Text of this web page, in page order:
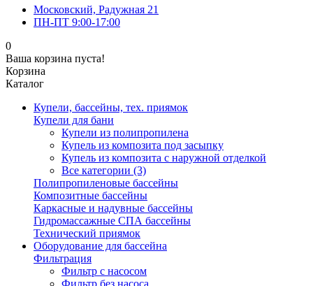
Московский, Радужная 21
ПН-ПТ 9:00-17:00
0
Ваша корзина пуста!
Корзина
Каталог
Купели, бассейны, тех. приямок
Купели для бани
Купели из полипропилена
Купель из композита под засыпку
Купель из композита с наружной отделкой
Все категории (3)
Полипропиленовые бассейны
Композитные бассейны
Каркасные и надувные бассейны
Гидромассажные СПА бассейны
Технический приямок
Оборудование для бассейна
Фильтрация
Фильтр с насосом
Фильтр без насоса